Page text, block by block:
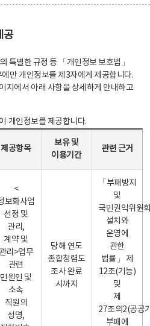
공
특별한 규정 등 「개인정보 보호법」
만 개인정보를 제3자에게 제공합니다.
지에서 아래 사항을 상세하게 안내하고
개인정보를 제공합니다.
제공항목
보유 및
이용기간
관련 근거
<
보화사업
선정 및
관리,
계약 및
관리>업무
관련
민원인 및
소속
직원의
성명,
당해 연도
종합청렴도
조사 완료
시까지
「부패방지
및
국민권익위원
설치와
운영에
관한
법률」 제
12조(기능)
및
제
27조의2(공공
부패에